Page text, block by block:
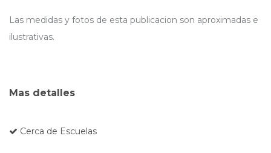
Las medidas y fotos de esta publicacion son aproximadas e
ilustrativas.
Mas detalles
Cerca de Escuelas